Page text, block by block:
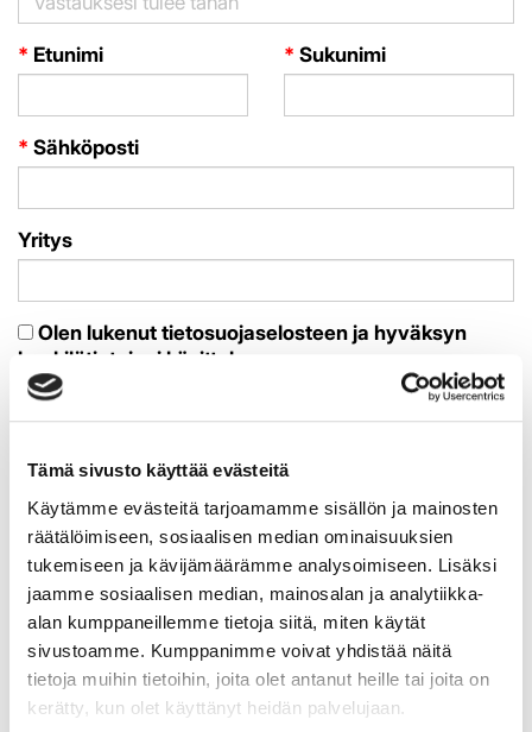
Tämä sivusto käyttää evästeitä
Käytämme evästeitä tarjoamamme sisällön ja mainosten
räätälöimiseen, sosiaalisen median ominaisuuksien
tukemiseen ja kävijämäärämme analysoimiseen. Lisäksi
jaamme sosiaalisen median, mainosalan ja analytiikka-
alan kumppaneillemme tietoja siitä, miten käytät
sivustoamme. Kumppanimme voivat yhdistää näitä
tietoja muihin tietoihin, joita olet antanut heille tai joita on
kerätty, kun olet käyttänyt heidän palvelujaan.
* Etunimi * Sukunimi
* Sähköposti
Yritys
Olen lukenut tietosuojaselosteen ja hyväksyn
henkilötietojeni käsittelyn
Lähetä
UUSIMMAT ARTIKKELIT
TPS:n harjoitusottelut käyntiin
Pitsiturnauksessa – saldona kaksi voittoa